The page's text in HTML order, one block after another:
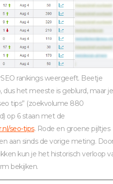
rankings weergeeft. Beetje
het meeste is geblurd, maar je
tips” (zoekvolume 880
op 6 staan met de
seo-tips. Rode en groene pijltjes
aan sinds de vorige meting.
kun je het historisch verloop
bekijken.